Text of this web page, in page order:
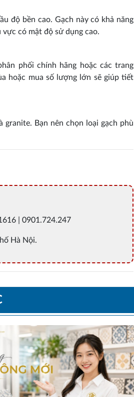
độ bền cao. Gạch này có khả năng
có mật độ sử dụng cao.
phối chính hãng hoặc các trang
hoặc mua số lượng lớn sẽ giúp tiết
granite. Bạn nên chọn loại gạch phù
| 0901.724.247
Hà Nội.